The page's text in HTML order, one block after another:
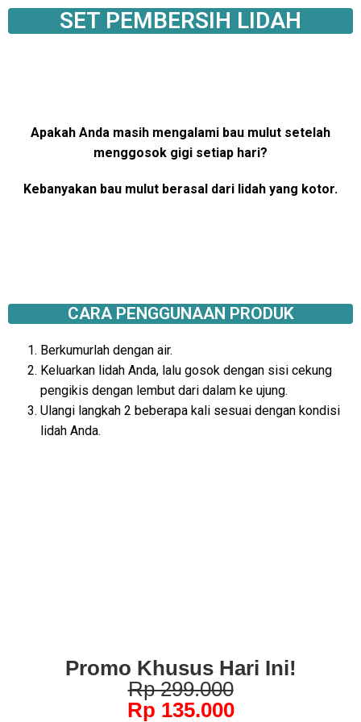
SET PEMBERSIH LIDAH
Apakah Anda masih mengalami bau mulut setelah
menggosok gigi setiap hari?
Kebanyakan bau mulut berasal dari lidah yang kotor.
CARA PENGGUNAAN PRODUK
Berkumurlah dengan air.
Keluarkan lidah Anda, lalu gosok dengan sisi cekung
pengikis dengan lembut dari dalam ke ujung.
Ulangi langkah 2 beberapa kali sesuai dengan kondisi
lidah Anda.
Promo Khusus Hari Ini!
Rp 299.000
Rp 135.000